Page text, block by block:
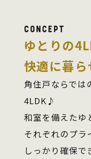
CONCEPT
ゆとりの
快適に暮
角住戸ならでは
4LDK♪
和室を備えたゆ
それぞれのプラ
しっかり確保で